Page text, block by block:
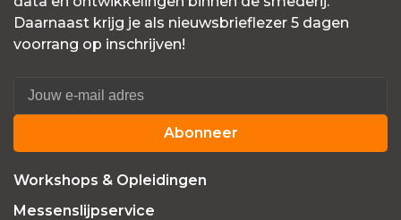
Daarnaast krijg je als nieuwsbrieflezer 5 dagen
voorrang op inschrijven!
Abonneer
Workshops & Opleidingen
Messenslijpservice